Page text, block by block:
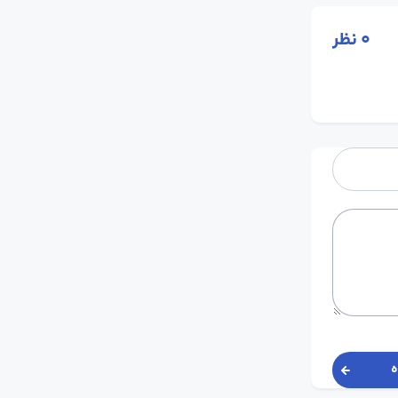
0نظر